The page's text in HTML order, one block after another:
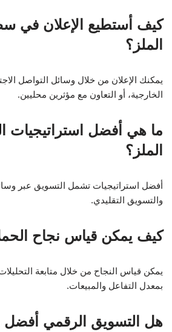
كيف أستطيع الإعلان في
الملز؟
يمكنك الإعلان من خلال وسائل التواصل
الخارجية، أو التعاون مع مؤثرين محليين.
ما هي أفضل استراتيجيات
الملز؟
أفضل استراتيجيات تشمل التسويق عبر
والتسويق التقليدي.
كيف يمكن قياس نجاح
يمكن قياس النجاح من خلال متابعة
بمعدل التفاعل والمبيعات.
هل التسويق الرقمي أفضل